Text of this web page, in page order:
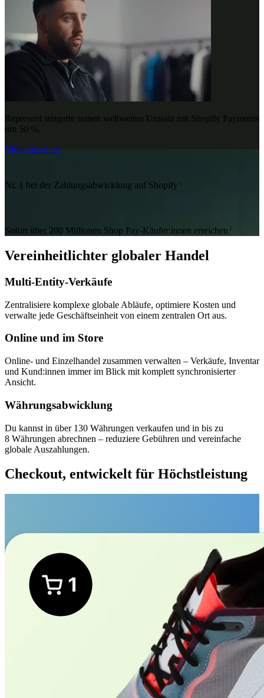
Represent steigerte seinen weltweiten Umsatz mit Shopify Payments
um 50 %.
Video ansehen
Nr. 1 bei der Zahlungsabwicklung auf Shopify
Sofort über 200 Millionen Shop Pay-Käufer:innen erreichen 2
Vereinheitlichter globaler Handel
Multi-Entity-Verkäufe
Zentralisiere komplexe globale Abläufe, optimiere Kosten und
verwalte jede Geschäftseinheit von einem zentralen Ort aus.
Online und im Store
Online‑ und Einzelhandel zusammen verwalten – Verkäufe, Inventar
und Kund:innen immer im Blick mit komplett synchronisierter
Ansicht.
Währungsabwicklung
Du kannst in über 130 Währungen verkaufen und in bis zu
8 Währungen abrechnen – reduziere Gebühren und vereinfache
globale Auszahlungen.
Checkout, entwickelt für Höchstleistung